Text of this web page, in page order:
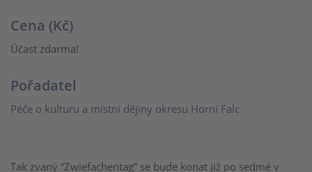
Tak zvaný “Zwiefachentag” se bude konat již po sedmé v
Cena (Kč)
Účast zdarma!
Pořadatel
Péče o kulturu a místní dějiny okresu Horní Falc